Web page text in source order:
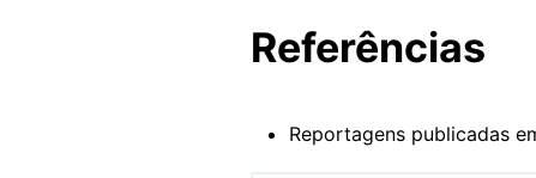
Referências
Reportagens publicadas